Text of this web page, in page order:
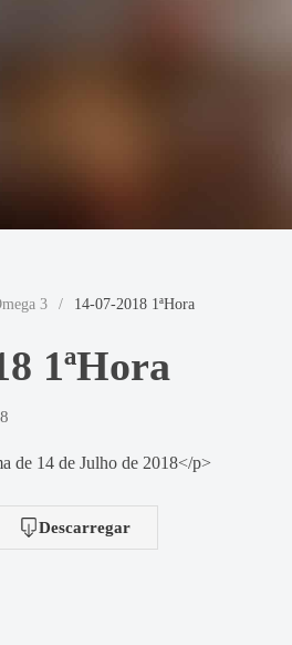
3 / 14-07-2018 1ªHora
1ªHora
de 14 de Julho de 2018</p>
Descarregar